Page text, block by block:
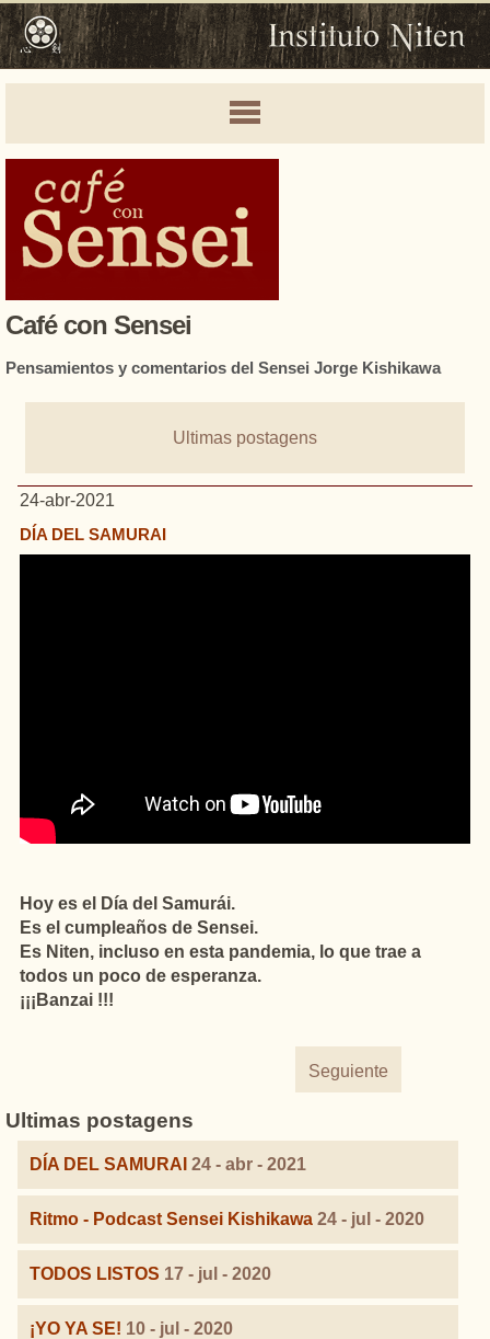
Café con Sensei
Pensamientos y comentarios del Sensei Jorge Kishikawa
Ultimas postagens
24-abr-2021
DÍA DEL SAMURAI
Hoy es el Día del Samurái.
Es el cumpleaños de Sensei.
Es Niten, incluso en esta pandemia, lo que trae a
todos un poco de esperanza.
¡¡¡Banzai !!!
Seguiente
Ultimas postagens
DÍA DEL SAMURAI 24 - abr - 2021
Ritmo - Podcast Sensei Kishikawa 24 - jul - 2020
TODOS LISTOS 17 - jul - 2020
¡YO YA SE! 10 - jul - 2020